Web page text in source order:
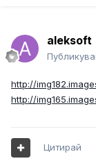
aleksoft
http://
http://
Цитирай